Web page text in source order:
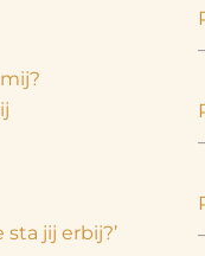
jij erbij?’